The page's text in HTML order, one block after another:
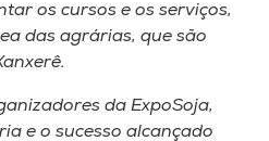
os cursos e os serviços,
das agrárias, que são
da ExpoSoja,
e o sucesso alcançado